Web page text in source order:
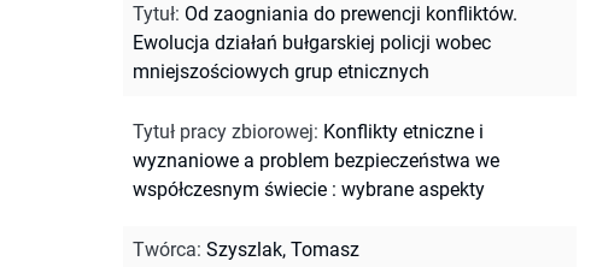
Tytuł: Od zaogniania do prewencji konfliktów.
Ewolucja działań bułgarskiej policji wobec
mniejszościowych grup etnicznych
Tytuł pracy zbiorowej: Konflikty etniczne i
wyznaniowe a problem bezpieczeństwa we
współczesnym świecie : wybrane aspekty
Twórca: Szyszlak, Tomasz